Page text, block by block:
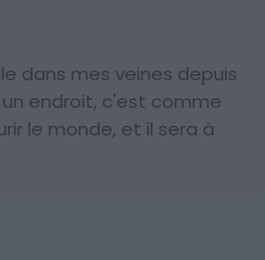
dans mes veines depuis
endroit, c'est comme
le monde, et il sera à